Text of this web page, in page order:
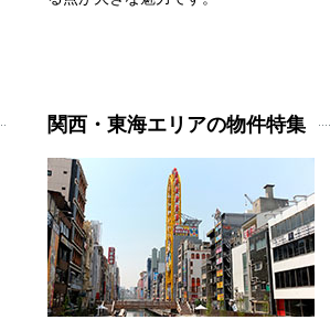
関西・東海エリアの物件特集